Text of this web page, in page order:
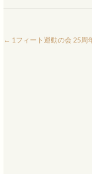
← 1フィート運動の会 25周